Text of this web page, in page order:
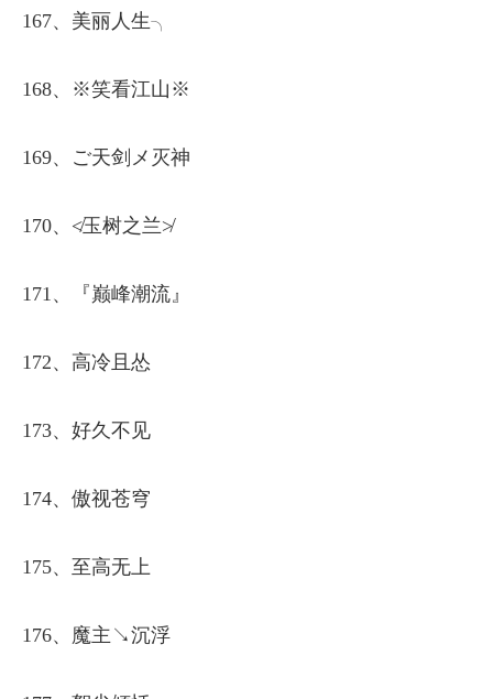
167、美丽人生╮
168、※笑看江山※
169、ご天剑メ灭神
170、≮玉树之兰≯
171、『巅峰潮流』
172、高冷且怂
173、好久不见
174、傲视苍穹
175、至高无上
176、魔主↘沉浮